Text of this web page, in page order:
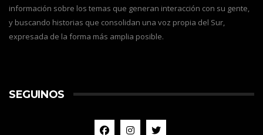
información sobre los temas que generan interacción con su gente,
y buscando historias que consolidan una voz propia del Sur,
expresada de la forma más amplia posible.
SEGUINOS